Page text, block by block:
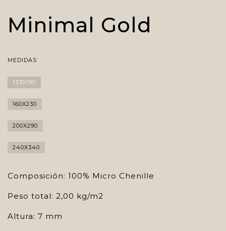
Minimal Gold
MEDIDAS
133X190
160X230
200X290
240X340
Composición: 100% Micro Chenille
Peso total: 2,00 kg/m2
Altura: 7 mm